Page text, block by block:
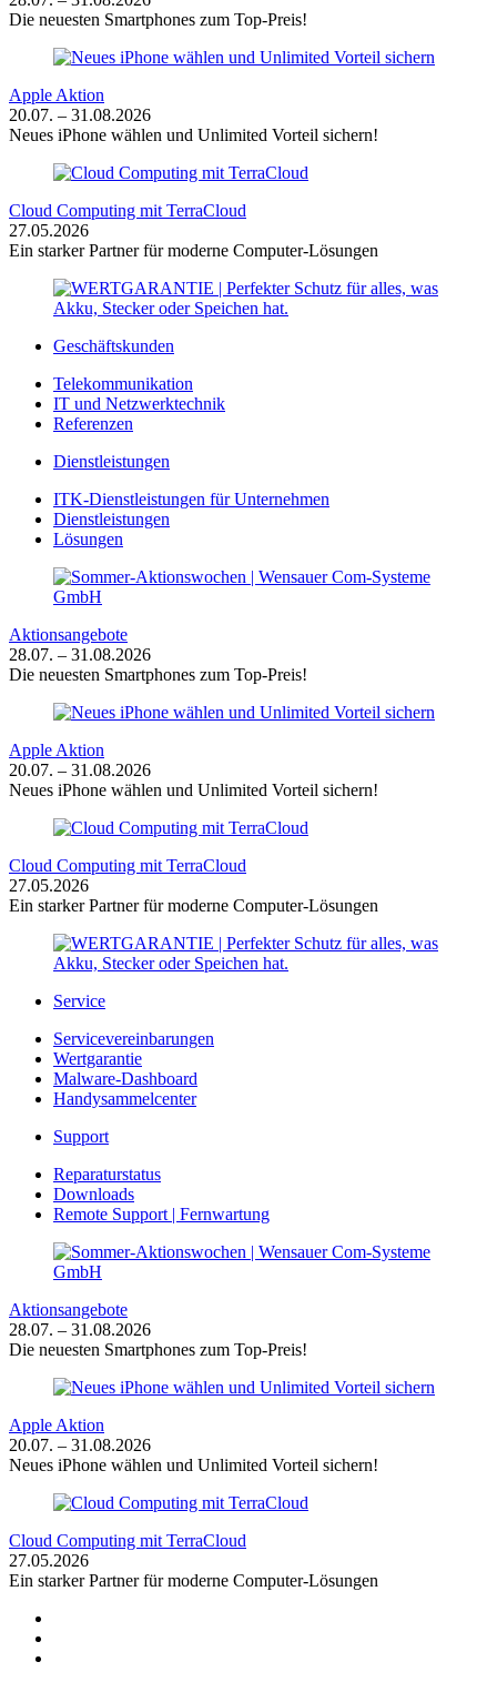
Die neuesten Smartphones zum Top-Preis!
Apple Aktion
20.07. – 31.08.2026
Neues iPhone wählen und Unlimited Vorteil sichern!
Cloud Computing mit TerraCloud
27.05.2026
Ein starker Partner für moderne Computer-Lösungen
Geschäftskunden
Telekommunikation
IT und Netzwerktechnik
Referenzen
Dienstleistungen
ITK-Dienstleistungen für Unternehmen
Dienstleistungen
Lösungen
Aktionsangebote
28.07. – 31.08.2026
Die neuesten Smartphones zum Top-Preis!
Apple Aktion
20.07. – 31.08.2026
Neues iPhone wählen und Unlimited Vorteil sichern!
Cloud Computing mit TerraCloud
27.05.2026
Ein starker Partner für moderne Computer-Lösungen
Service
Servicevereinbarungen
Wertgarantie
Malware-Dashboard
Handysammelcenter
Support
Reparaturstatus
Downloads
Remote Support | Fernwartung
Aktionsangebote
28.07. – 31.08.2026
Die neuesten Smartphones zum Top-Preis!
Apple Aktion
20.07. – 31.08.2026
Neues iPhone wählen und Unlimited Vorteil sichern!
Cloud Computing mit TerraCloud
27.05.2026
Ein starker Partner für moderne Computer-Lösungen